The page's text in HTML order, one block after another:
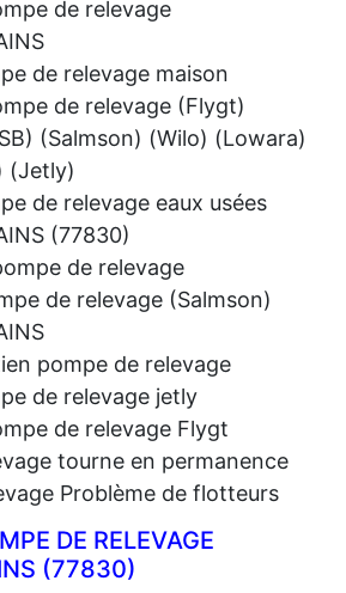
de relevage
de relevage maison
de relevage (Flygt)
(Salmson) (Wilo) (Lowara)
(Jetly)
de relevage eaux usées
(77830)
de relevage
de relevage (Salmson)
pompe de relevage
de relevage jetly
de relevage Flygt
tourne en permanence
Problème de flotteurs
DE RELEVAGE
(77830)